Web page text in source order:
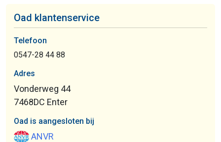
Oad klantenservice
Telefoon
0547-28 44 88
Adres
Vonderweg 44
7468DC Enter
Oad is aangesloten bij
ANVR